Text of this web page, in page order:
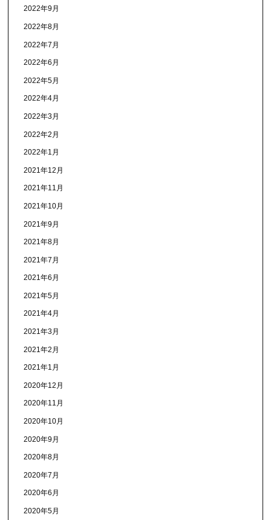
2022年9月
2022年8月
2022年7月
2022年6月
2022年5月
2022年4月
2022年3月
2022年2月
2022年1月
2021年12月
2021年11月
2021年10月
2021年9月
2021年8月
2021年7月
2021年6月
2021年5月
2021年4月
2021年3月
2021年2月
2021年1月
2020年12月
2020年11月
2020年10月
2020年9月
2020年8月
2020年7月
2020年6月
2020年5月